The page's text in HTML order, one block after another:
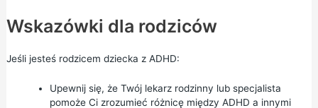
Wskazówki dla rodziców
Jeśli jesteś rodzicem dziecka z ADHD:
Upewnij się, że Twój lekarz rodzinny lub specjalista
pomoże Ci zrozumieć różnicę między ADHD a innymi